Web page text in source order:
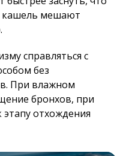
кашель мешают
справляться с
без
При влажном
бронхов, при
отхождения